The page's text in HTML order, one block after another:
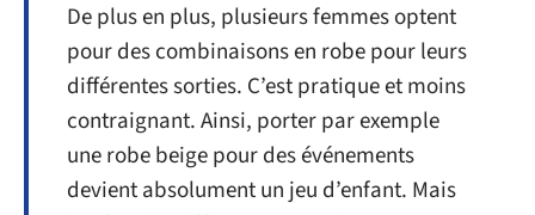
De plus en plus, plusieurs femmes optent
pour des combinaisons en robe pour leurs
différentes sorties. C’est pratique et moins
contraignant. Ainsi, porter par exemple
une robe beige pour des événements
devient absolument un jeu d’enfant. Mais